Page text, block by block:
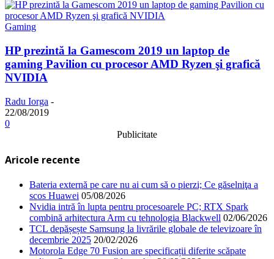
Gaming
HP prezintă la Gamescom 2019 un laptop de
gaming Pavilion cu procesor AMD Ryzen şi grafică
NVIDIA
Radu Iorga -
22/08/2019
0
Publicitate
Aricole recente
Bateria externă pe care nu ai cum să o pierzi; Ce găselniţa a
scos Huawei 05/08/2026
Nvidia intră în lupta pentru procesoarele PC; RTX Spark
combină arhitectura Arm cu tehnologia Blackwell 02/06/2026
TCL depășește Samsung la livrările globale de televizoare în
decembrie 2025 20/02/2026
Motorola Edge 70 Fusion are specificații diferite scăpate